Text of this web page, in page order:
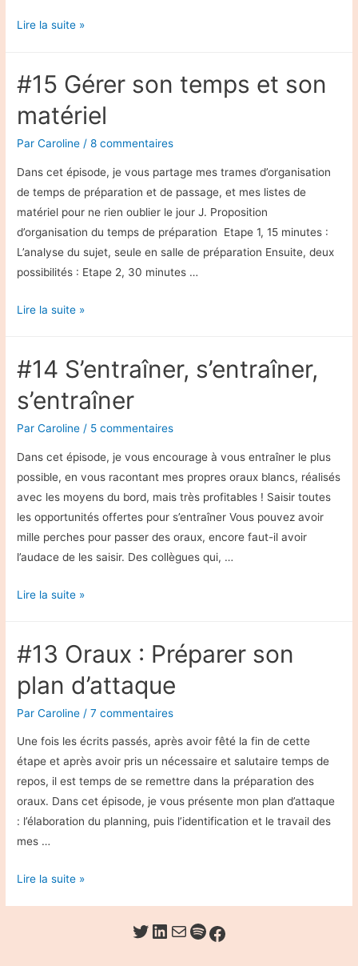
#16
pour
préparer
:
le
Lire la suite »
#15 Gérer son temps et son
matériel
ParCaroline /8 commentaires
Dans cet épisode, je vous partage mes trames d’organisation
de temps de préparation et de passage, et mes listes de
matériel pour ne rien oublier le jour J. Proposition
d’organisation du temps de préparation Etape 1, 15 minutes :
L’analyse du sujet, seule en salle de préparation Ensuite, deux
possibilités : Etape 2, 30 minutes …
#15
temps
son
matériel
Lire la suite »
#14 S’entraîner, s’entraîner,
s’entraîner
ParCaroline / 5 commentaires
Dans cet épisode, je vous encourage à vous entraîner le plus
possible, en vous racontant mes propres oraux blancs, réalisés
avec les moyens du bord, mais très profitables ! Saisir toutes
les opportunités offertes pour s’entraîner Vous pouvez avoir
mille perches pour passer des oraux, encore faut-il avoir
l’audace de les saisir. Des collègues qui, …
#14
s’entraîner
Lire la suite »
#13 Oraux : Préparer son
plan d’attaque
ParCaroline /7 commentaires
Une fois les écrits passés, après avoir fêté la fin de cette
étape et après avoir pris un nécessaire et salutaire temps de
repos, il est temps de se remettre dans la préparation des
oraux. Dans cet épisode, je vous présente mon plan d’attaque
: l’élaboration du planning, puis l’identification et le travail des
mes …
#13
Lire la suite »
Twitter LinkedIn E-mail Spotify Facebook